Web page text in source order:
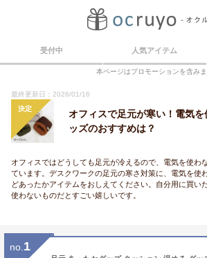
受付中 人気アイテム
本ページはプロモーションを含み
最終更新日：2026/01/16
決定
オフィスで足元が寒い！電気
ッズのおすすめは？
オフィスではどうしても足元が冷えるので、電気を使わ
ています。デスクワークの足元の寒さ対策に、電気を使
どあったかアイテムをおしえてください。自分用に買い
使わないものだとすごい嬉しいです。
no. 1